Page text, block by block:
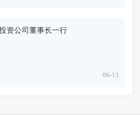
资公司董事长一行
06-13